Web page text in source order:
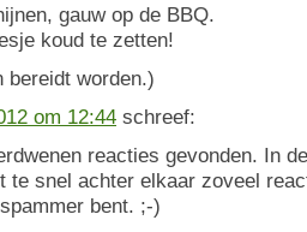
gauw op de BBQ.
koud te zetten!
bereidt worden.)
om 12:44 schreef:
reacties gevonden. In
te snel achter elkaar zoveel
bent. ;-)